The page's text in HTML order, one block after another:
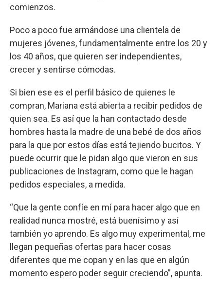
comienzos.
Poco a poco fue armándose una clientela de
mujeres jóvenes, fundamentalmente entre los 20 y
los 40 años, que quieren ser independientes,
crecer y sentirse cómodas.
Si bien ese es el perfil básico de quienes le
compran, Mariana está abierta a recibir pedidos de
quien sea. Es así que la han contactado desde
hombres hasta la madre de una bebé de dos años
para la que por estos días está tejiendo bucitos. Y
puede ocurrir que le pidan algo que vieron en sus
publicaciones de Instagram, como que le hagan
pedidos especiales, a medida.
“Que la gente confíe en mí para hacer algo que en
realidad nunca mostré, está buenísimo y así
también yo aprendo. Es algo muy experimental, me
llegan pequeñas ofertas para hacer cosas
diferentes que me copan y en las que en algún
momento espero poder seguir creciendo”, apunta.